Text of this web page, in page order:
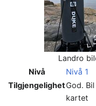
Landro
Nivå
Nivå 1
TilgjengelighetGod.
kartet